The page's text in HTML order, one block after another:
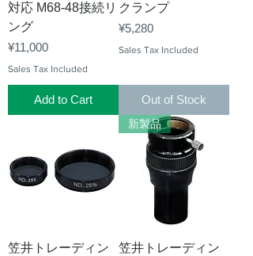
対応 M68-48接続リ
ング
Price
¥11,000
Sales Tax Included
Add to Cart
クランプ
Price
¥5,280
Sales Tax Included
Out of Stock
笠井トレーディン
新製品
笠井トレーディン